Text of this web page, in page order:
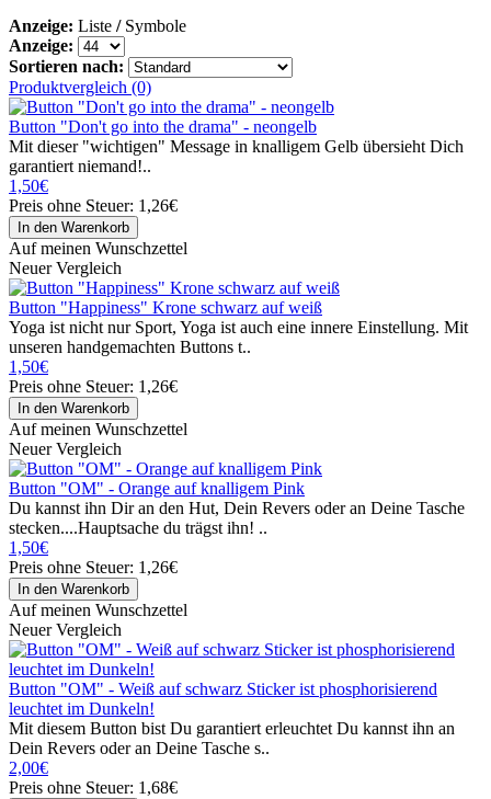
tassen
flaschen
Anzeige: Liste / Symbole
Anzeige:
Sortieren nach:
Produktvergleich (0)
Button "Don't go into the drama" - neongelb
Mit dieser "wichtigen" Message in knalligem Gelb übersieht Dich
garantiert niemand!..
1,50€
Preis ohne Steuer: 1,26€
Auf meinen Wunschzettel
Neuer Vergleich
Button "Happiness" Krone schwarz auf weiß
Yoga ist nicht nur Sport, Yoga ist auch eine innere Einstellung. Mit
unseren handgemachten Buttons t..
1,50€
Preis ohne Steuer: 1,26€
Auf meinen Wunschzettel
Neuer Vergleich
Button "OM" - Orange auf knalligem Pink
Du kannst ihn Dir an den Hut, Dein Revers oder an Deine Tasche
stecken....Hauptsache du trägst ihn! ..
1,50€
Preis ohne Steuer: 1,26€
Auf meinen Wunschzettel
Neuer Vergleich
Button "OM" - Weiß auf schwarz Sticker ist phosphorisierend
leuchtet im Dunkeln!
Mit diesem Button bist Du garantiert erleuchtet Du kannst ihn an
Dein Revers oder an Deine Tasche s..
2,00€
Preis ohne Steuer: 1,68€